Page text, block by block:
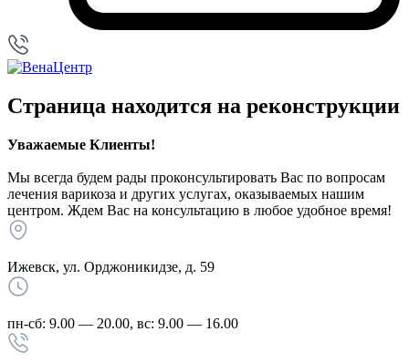
Страница находится на реконструкции
Уважаемые Клиенты!
Мы всегда будем рады проконсультировать Вас по вопросам
лечения варикоза и других услугах, оказываемых нашим
центром. Ждем Вас на консультацию в любое удобное время!
Ижевск, ул. Орджоникидзе, д. 59
пн-сб: 9.00 — 20.00, вс: 9.00 — 16.00